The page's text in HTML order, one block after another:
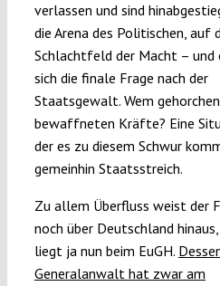
verlassen und sind
die Arena des Politischen, auf
Schlachtfeld der Macht –
sich die finale Frage nach der
Staatsgewalt. Wem
bewaffneten Kräfte? Eine
der es zu diesem Schwur
gemeinhin Staatsstreich.
Zu allem Überfluss weist der
noch über Deutschland
liegt ja nun beim EuGH.
Generalanwalt hat zwar am